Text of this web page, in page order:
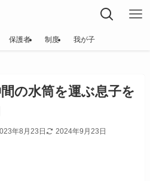
保護者 制度 我が子
の水筒を運ぶ息子を
年8月23日 2024年9月23日